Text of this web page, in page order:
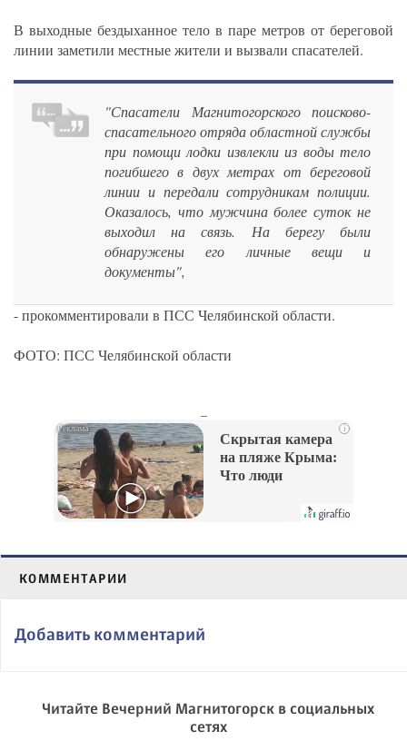
В выходные бездыханное тело в паре метров от береговой
линии заметили местные жители и вызвали спасателей.
"Спасатели Магнитогорского поисково-
спасательного отряда областной службы
при помощи лодки извлекли из воды тело
погибшего в двух метрах от береговой
линии и передали сотрудникам полиции.
Оказалось, что мужчина более суток не
выходил на связь. На берегу были
обнаружены его личные вещи и
документы",
- прокомментировали в ПСС Челябинской области.
ФОТО: ПСС Челябинской области
i
Скрытая камера
на пляже Крыма:
Что люди
их не видят...
КОММЕНТАРИИ
Добавить комментарий
Читайте Вечерний Магнитогорск в социальных
сетях